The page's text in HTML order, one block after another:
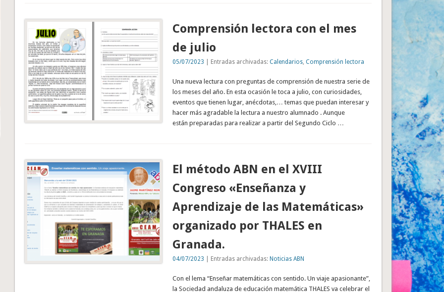
Comprensión lectora con el mes
de julio
05/07/2023 | Entradas archivadas: Calendarios, Comprensión lectora
Una nueva lectura con preguntas de comprensión de nuestra serie de
los meses del año. En esta ocasión le toca a julio, con curiosidades,
eventos que tienen lugar, anécdotas,… temas que puedan interesar y
hacer más agradable la lectura a nuestro alumnado . Aunque
están preparadas para realizar a partir del Segundo Ciclo …
El método ABN en el XVIII
Congreso «Enseñanza y
Aprendizaje de las Matemáticas»
organizado por THALES en
Granada.
04/07/2023 | Entradas archivadas: Noticias ABN
Con el lema “Enseñar matemáticas con sentido. Un viaje apasionante”,
la Sociedad andaluza de educación matemática THALES va celebrar el